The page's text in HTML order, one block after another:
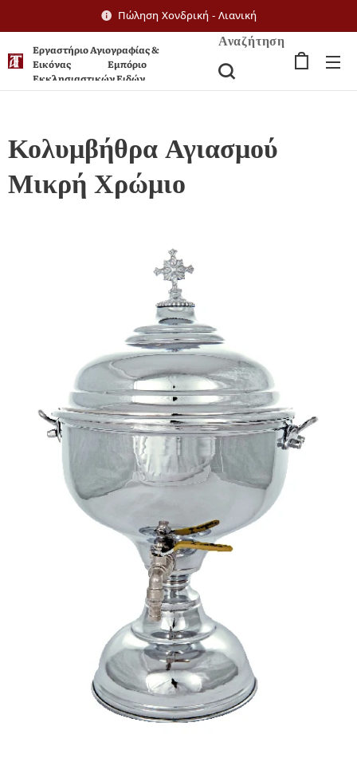
Πώληση Χονδρική - Λιανική
Εργαστήριο Αγιογραφίας &
Εικόνας Εμπόριο
Εκκλησιαστικών Ειδών
Αναζήτηση
Κολυμβήθρα Αγιασμού
Μικρή Χρώμιο